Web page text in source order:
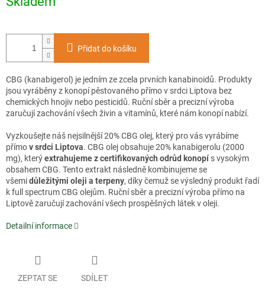
Přidat do košíku
CBG (kanabigerol) je jedním ze zcela prvních kanabinoidů. Produkty
jsou vyráběny z konopí pěstovaného přímo v srdci Liptova bez
chemických hnojiv nebo pesticidů. Ruční sběr a precizní výroba
zaručují zachování všech živin a vitamínů, které nám konopí nabízí.
Vyzkoušejte náš nejsilnější 20% CBG olej, který pro vás vyrábíme
přímov srdci Liptova. CBG olej obsahuje 20% kanabigerolu (2000
mg), kterýextrahujeme z certifikovaných odrůd konopí s vysokým
obsahem CBG. Tento extrakt následně kombinujeme se
všemidůležitými oleji a terpeny, díky čemuž se výsledný produkt řadí
k full spectrum CBG olejům. Ruční sběr a precizní výroba přímo na
Liptově zaručují zachování všech prospěšných látek v oleji.
Detailní informace
ZEPTAT SE SDÍLET